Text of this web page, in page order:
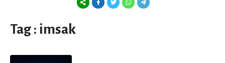
Tag : imsak